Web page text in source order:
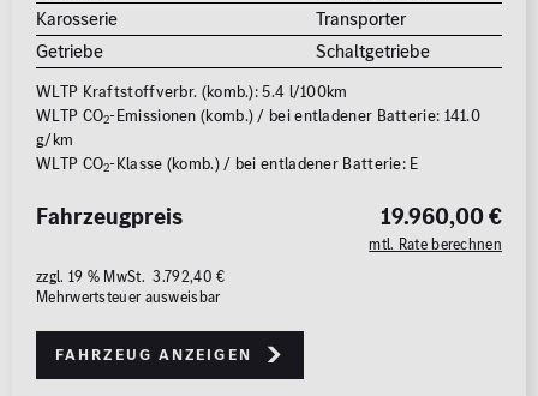
Karosserie
Transporter
Getriebe
Schaltgetriebe
WLTP Kraftstoffverbr. (komb.): 5.4 l/100km
WLTP CO2-Emissionen (komb.) / bei entladener Batterie: 141.0
g/km
WLTP CO2-Klasse (komb.) / bei entladener Batterie: E
19.960,00 €
mtl. Rate berechnen
Fahrzeugpreis
zzgl. 19 % MwSt. 3.792,40 €
Mehrwertsteuer ausweisbar
Fahrzeug anzeigen